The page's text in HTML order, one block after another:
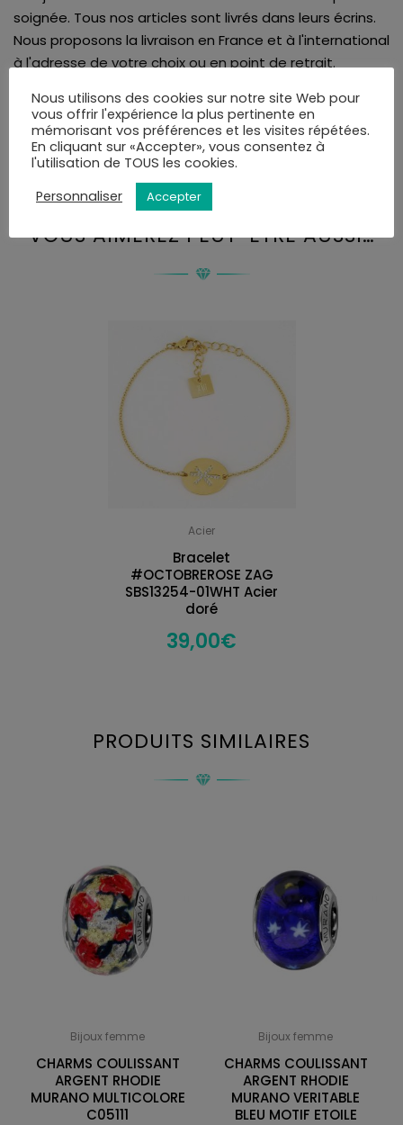
soignée. Tous nos articles sont livrés dans leurs écrins.
Nous proposons la livraison en France et à l'international
à l'adresse de votre choix ou en point de retrait.
mail ou SMS et disposerez de 10 jours pour retirer la
commande.
Vous pourrez choisir le mode de livraison au moment
VOUS AIMEREZ PEUT-ÊTRE AUSSI…
Acier
Bracelet
#OCTOBREROSE ZAG
SBS13254-01WHT Acier
doré
39,00€
PRODUITS SIMILAIRES
Bijoux femme
CHARMS COULISSANT
ARGENT RHODIE
MURANO MULTICOLORE
C05111
Bijoux femme
CHARMS COULISSANT
ARGENT RHODIE
MURANO VERITABLE
BLEU MOTIF ETOILE
Nous utilisons des cookies sur notre site Web pour
vous offrir l'expérience la plus pertinente en
mémorisant vos préférences et les visites répétées.
En cliquant sur «Accepter», vous consentez à
l'utilisation de TOUS les cookies.
Personnaliser
Accepter